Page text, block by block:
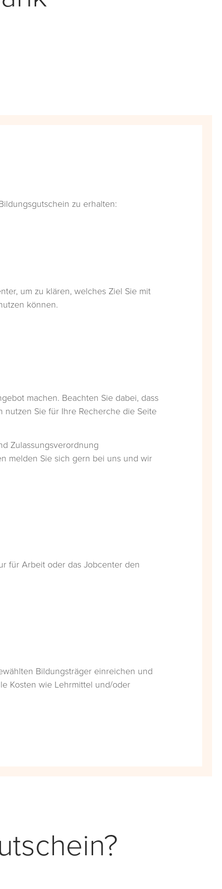
zu erhalten:
um zu klären, welches Ziel Sie mit
können.
machen. Beachten Sie dabei, dass
Sie für Ihre Recherche die Seite
Zulassungsverordnung
melden Sie sich gern bei uns und wir
für Arbeit oder das Jobcenter den
Bildungsträger einreichen und
Kosten wie Lehrmittel und/oder